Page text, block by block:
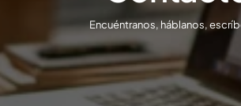
Encuéntranos, háblanos,